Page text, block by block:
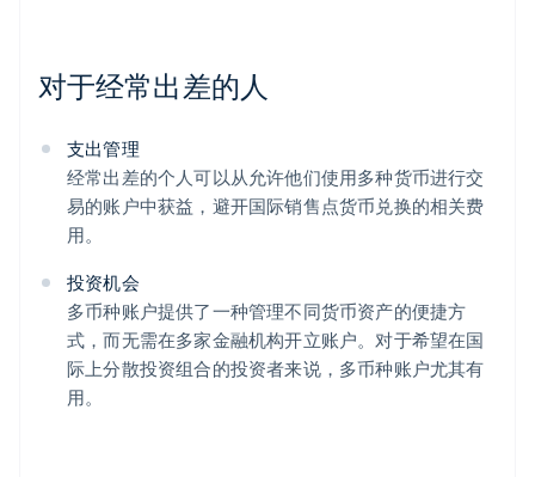
对于经常出差的人
支出管理
经常出差的个人可以从允许他们使用多种货币进行交
易的账户中获益，避开国际销售点货币兑换的相关费
用。
投资机会
多币种账户提供了一种管理不同货币资产的便捷方
式，而无需在多家金融机构开立账户。对于希望在国
际上分散投资组合的投资者来说，多币种账户尤其有
用。